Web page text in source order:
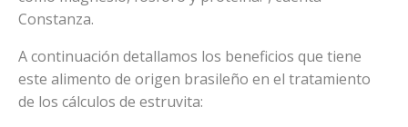
Constanza.
A continuación detallamos los beneficios que tiene
este alimento de origen brasileño en el tratamiento
de los cálculos de estruvita: